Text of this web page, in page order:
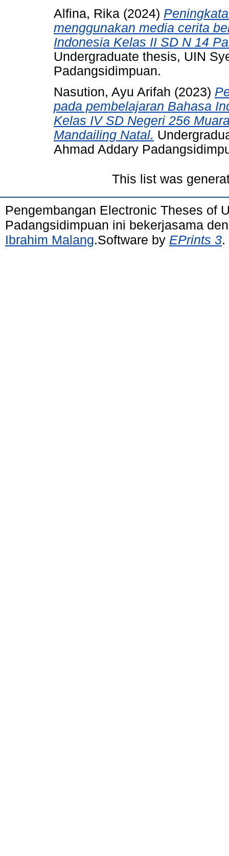
Alfina, Rika (2024)
menggunakan media cerita
Indonesia Kelas II SD N 14
Undergraduate thesis, UIN
Padangsidimpuan.
Nasution, Ayu Arifah (2023)
pada pembelajaran Bahasa
Kelas IV SD Negeri 256
Mandailing Natal.
Ahmad Addary
This list was
Pengembangan Electronic Theses of
Padangsidimpuan ini bekerjasama
Ibrahim Malang.Software by EPrints 3.